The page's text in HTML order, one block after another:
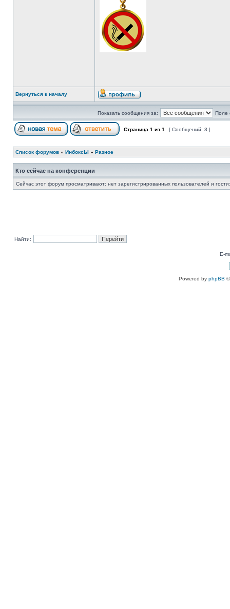
Вернуться к началу
Показать сообщения за: Поле
Страница 1 из 1 [ Сообщений: 3 ]
Список форумов » ИнбоксЫ » Разное
Кто сейчас на конференции
Сейчас этот форум просматривают: нет зарегистрированных пользователей и
Найти:
E-
Powered by phpBB